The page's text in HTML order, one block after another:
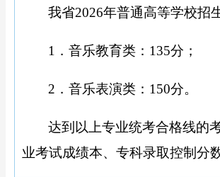
我省2026年普通高等学校招
1．音乐教育类：135分；
2．音乐表演类：150分。
达到以上专业统考合格线的
业考试成绩本、专科录取控制分